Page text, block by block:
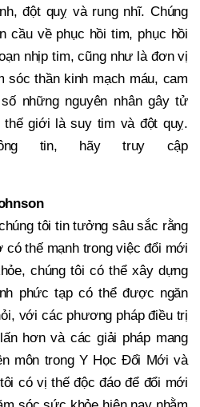
đột quỵ và rung nhĩ. Chúng
cầu về phục hồi tim, phục hồi
nhịp tim, cũng như là đơn vị
sóc thần kinh mạch máu, cam
những nguyên nhân gây tử
thế giới là suy tim và đột quỵ.
tin, hãy truy cập
tôi tin tưởng sâu sắc rằng
thế mạnh trong việc đổi mới
chúng tôi có thể xây dựng
phức tạp có thể được ngăn
với các phương pháp điều trị
hơn và các giải pháp mang
môn trong Y Học Đổi Mới và
có vị thế độc đáo để đổi mới